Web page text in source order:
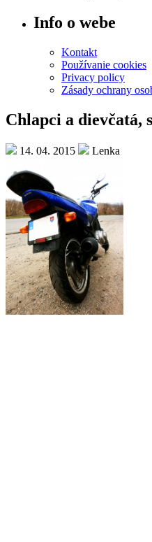
Info o webe
Kontakt
Používanie cookies
Privacy policy
Zásady ochrany
Chlapci a dievčatá,
14. 04. 2015 Lenka